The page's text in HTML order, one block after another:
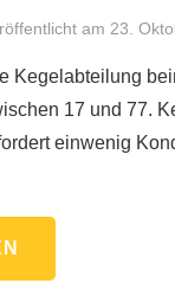
am 23.
Kegelabteilung
17 und 77.
einwenig